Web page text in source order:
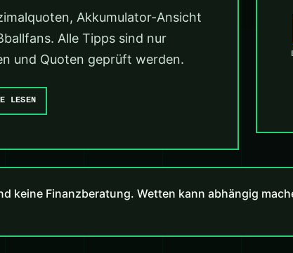
Akkumulator-Ansicht
Alle Tipps sind nur
und Quoten geprüft werden.
LESEN
keine Finanzberatung. Wetten kann abhängig